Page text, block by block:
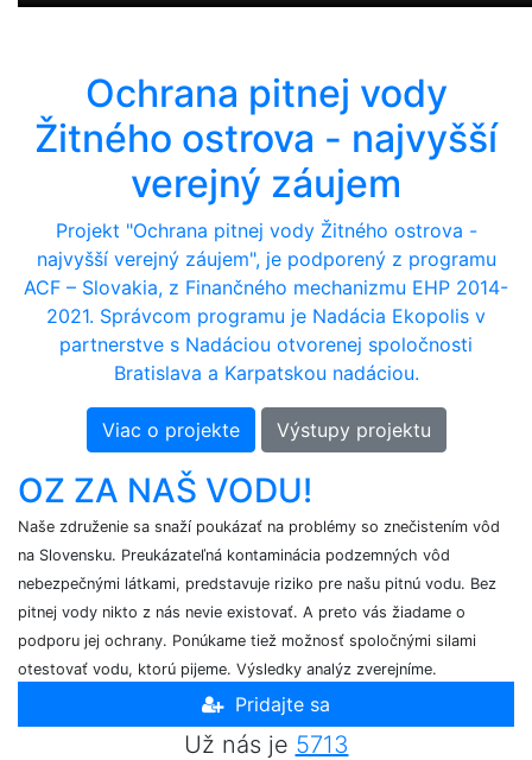
Ochrana pitnej vody
Žitného ostrova - najvyšší
verejný záujem
Projekt "Ochrana pitnej vody Žitného ostrova -
najvyšší verejný záujem", je podporený z programu
ACF – Slovakia, z Finančného mechanizmu EHP 2014-
2021. Správcom programu je Nadácia Ekopolis v
partnerstve s Nadáciou otvorenej spoločnosti
Bratislava a Karpatskou nadáciou.
Viac o projekte Výstupy projektu
OZ ZA NAŠ VODU!
Naše združenie sa snaží poukázať na problémy so znečistením vôd
na Slovensku. Preukázateľná kontaminácia podzemných vôd
nebezpečnými látkami, predstavuje riziko pre našu pitnú vodu. Bez
pitnej vody nikto z nás nevie existovať. A preto vás žiadame o
podporu jej ochrany. Ponúkame tiež možnosť spoločnými silami
otestovať vodu, ktorú pijeme. Výsledky analýz zverejníme.
Pridajte sa
Už nás je 5713